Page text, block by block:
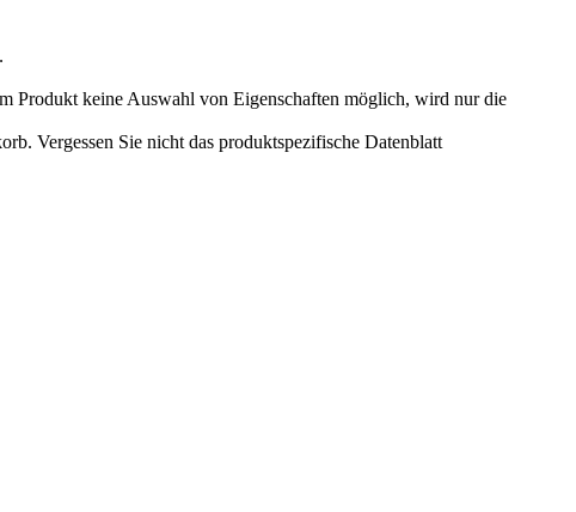
Produkt keine Auswahl von Eigenschaften möglich, wird nur die
Vergessen Sie nicht das produktspezifische Datenblatt